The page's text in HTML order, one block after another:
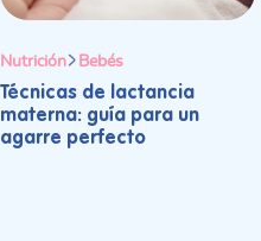
Nutrición Bebés
Técnicas de lactancia
materna: guía para un
agarre perfecto